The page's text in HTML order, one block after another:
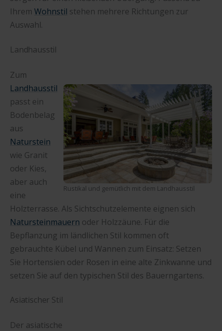
Ihrem Wohnstil stehen mehrere Richtungen zur
Auswahl.
Landhausstil
Rustikal und gemütlich mit dem Landhausstil
Zum
Landhausstil
passt ein
Bodenbelag
aus
Naturstein
wie Granit
oder Kies,
aber auch
eine
Holzterrasse. Als Sichtschutzelemente eignen sich
Natursteinmauern oder Holzzäune. Für die
Bepflanzung im ländlichen Stil kommen oft
gebrauchte Kübel und Wannen zum Einsatz: Setzen
Sie Hortensien oder Rosen in eine alte Zinkwanne und
setzen Sie auf den typischen Stil des Bauerngartens.
Asiatischer Stil
Der asiatische